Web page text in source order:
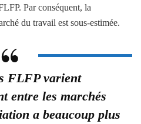
Par conséquent, la
du travail est sous-estimée.
FLFP varient
entre les marchés
a beaucoup plus